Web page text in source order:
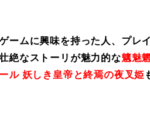
ームに興味を持った人、プレ
絶なストーリが魅力的な魑魅
ル 妖しき皇帝と終焉の夜叉姫